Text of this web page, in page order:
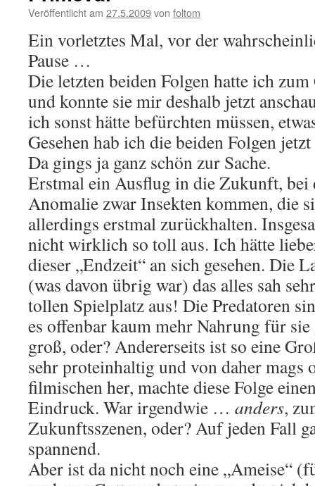
Veröffentlicht am 27.5.2009von foltom
Ein vorletztes Mal, vor der
Pause …
Die letzten beiden Folgen hatte ich
und konnte sie mir deshalb jetzt
ich sonst hätte befürchten müssen,
Gesehen hab ich die beiden Folgen
Da gings ja ganz schön zur Sache.
Erstmal ein Ausflug in die Zukunft, bei
Anomalie zwar Insekten kommen, die
allerdings erstmal zurückhalten.
nicht wirklich so toll aus. Ich hätte
dieser „Endzeit“ an sich gesehen. Die
(was davon übrig war) das alles sah
tollen Spielplatz aus! Die Predatoren
es offenbar kaum mehr Nahrung für
groß, oder? Andererseits ist so eine
sehr proteinhaltig und von daher mags
filmischen her, machte diese Folge
Eindruck. War irgendwie … anders,
Zukunftsszenen, oder? Auf jeden Fall
spannend.
Aber ist da nicht noch eine „Ameise“